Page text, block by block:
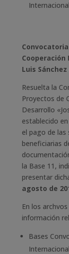
Cooperación
Luis
Resuelta la
Proyectos de
Desarrollo
establecido
el pago de las
beneficiarias
la Base 11,
presentar
agosto de
En los
información
Bases